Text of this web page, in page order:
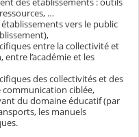
…
vers le public
entre la collectivité et
l’académie et les
des collectivités et des
ciblée,
du domaine éducatif (par
les manuels